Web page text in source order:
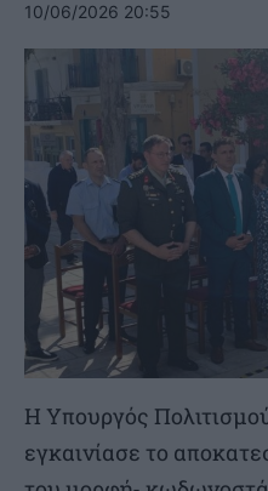
10/06/2026 20:55
Η Υπουργός
εγκαινίασε το